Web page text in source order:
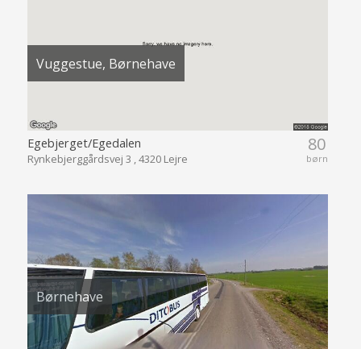
Vuggestue, Børnehave
80
børn
Egebjerget/Egedalen
Rynkebjerggårdsvej 3 , 4320 Lejre
Børnehave